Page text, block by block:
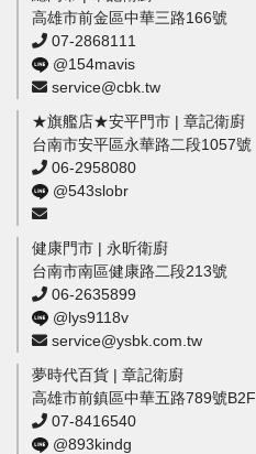
高雄市前金區中華三路166號
07-2868111
@154mavis
service@cbk.tw
★旗艦店★安平門市 | 章記衛廚
台南市安平區永華路二段1057號
06-2958080
@543slobr
健康門市 | 永昕衛廚
台南市南區健康路二段213號
06-2635899
@lys9118v
service@ysbk.com.tw
夢時代百貨 | 章記衛廚
高雄市前鎮區中華五路789號B2F
07-8416540
@893kindg